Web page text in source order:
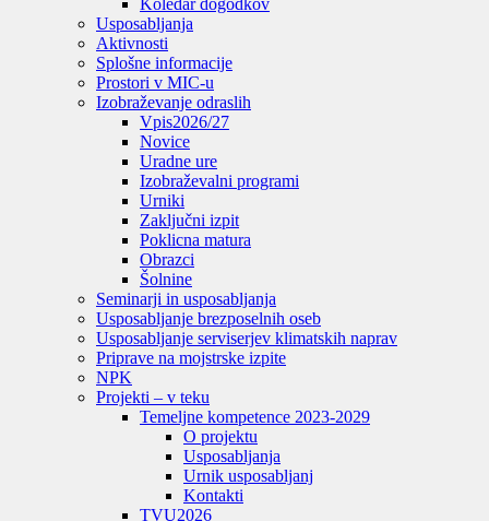
Koledar dogodkov
Usposabljanja
Aktivnosti
Splošne informacije
Prostori v MIC-u
Izobraževanje odraslih
Vpis2026/27
Novice
Uradne ure
Izobraževalni programi
Urniki
Zaključni izpit
Poklicna matura
Obrazci
Šolnine
Seminarji in usposabljanja
Usposabljanje brezposelnih oseb
Usposabljanje serviserjev klimatskih naprav
Priprave na mojstrske izpite
NPK
Projekti – v teku
Temeljne kompetence 2023-2029
O projektu
Usposabljanja
Urnik usposabljanj
Kontakti
TVU2026